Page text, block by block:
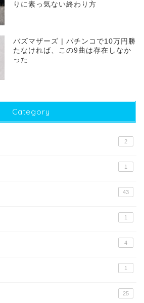
りに素っ気ない終わり方
バズマザーズ | パチンコで10万円勝
たなければ、この9曲は存在しなか
った
Category
2
1
43
1
4
1
25